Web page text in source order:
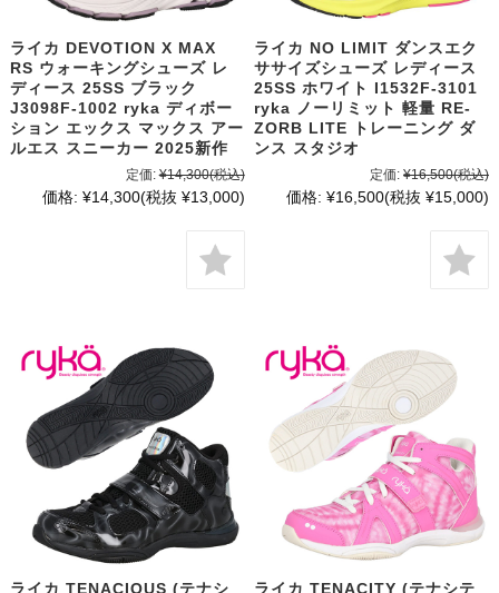
ライカ DEVOTION X MAX
RS ウォーキングシューズ レ
ディース 25SS ブラック
J3098F-1002 ryka ディボー
ション エックス マックス アー
ルエス スニーカー 2025新作
定価: ¥14,300(税込)
価格: ¥14,300(税抜 ¥13,000)
ライカ NO LIMIT ダンスエク
ササイズシューズ レディース
25SS ホワイト I1532F-3101
ryka ノーリミット 軽量 RE-
ZORB LITE トレーニング ダ
ンス スタジオ
定価: ¥16,500(税込)
価格: ¥16,500(税抜 ¥15,000)
ライカ TENACIOUS (テナシ ライカ TENACITY (テナシテ